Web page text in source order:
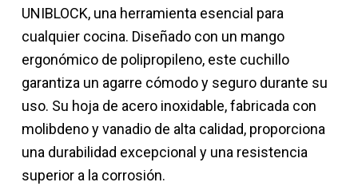
UNIBLOCK, una herramienta esencial para
cualquier cocina. Diseñado con un mango
ergonómico de polipropileno, este cuchillo
garantiza un agarre cómodo y seguro durante su
uso. Su hoja de acero inoxidable, fabricada con
molibdeno y vanadio de alta calidad, proporciona
una durabilidad excepcional y una resistencia
superior a la corrosión.